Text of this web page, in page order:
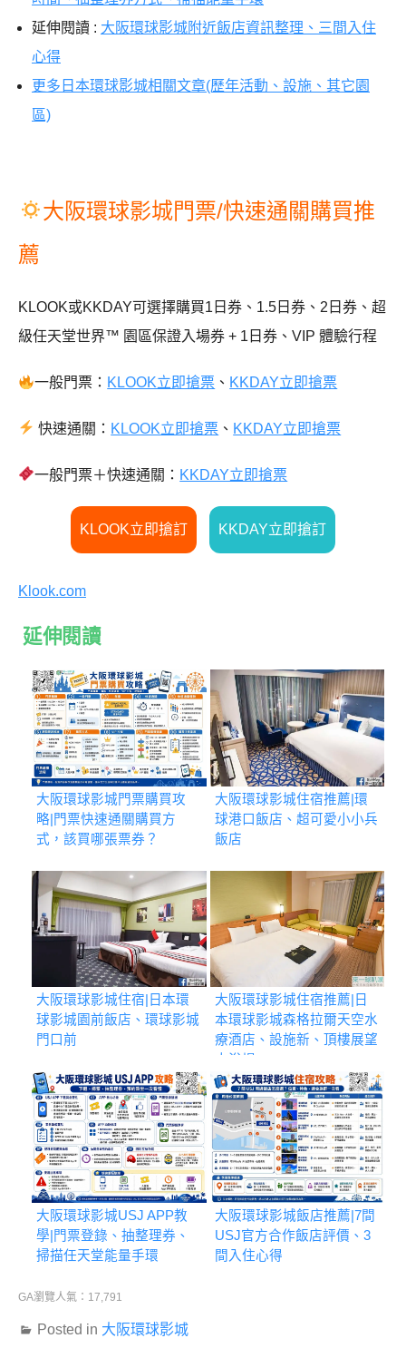
延伸閱讀 : 大阪環球影城附近飯店資訊整理、三間入住
心得
更多日本環球影城相關文章(歷年活動、設施、其它園
區)
大阪環球影城門票/快速通關購買推
薦
KLOOK或KKDAY可選擇購買1日券 、 1.5日券 、 2日券 、 超
級任天堂世界™ 園區保證入場券 + 1日券 、 VIP 體驗行程
一般門票： KLOOK立即搶票 、 KKDAY立即搶票
快速通關： KLOOK立即搶票 、 KKDAY立即搶票
一般門票＋快速通關： KKDAY立即搶票
KLOOK立即搶訂 KKDAY立即搶訂
Klook.com
延伸閱讀
大阪環球影城門票購買攻
略|門票快速通關購買方
式，該買哪張票券？
大阪環球影城住宿推薦|環
球港口飯店、超可愛小小兵
飯店
大阪環球影城住宿|日本環
球影城園前飯店、環球影城
門口前
大阪環球影城住宿推薦|日
本環球影城森格拉爾天空水
療酒店、設施新、頂樓展望
大浴場
大阪環球影城USJ APP教
學|門票登錄、抽整理券、
掃描任天堂能量手環
大阪環球影城飯店推薦|7間
USJ官方合作飯店評價、3
間入住心得
GA瀏覽人氣：17,791
Posted in 大阪環球影城